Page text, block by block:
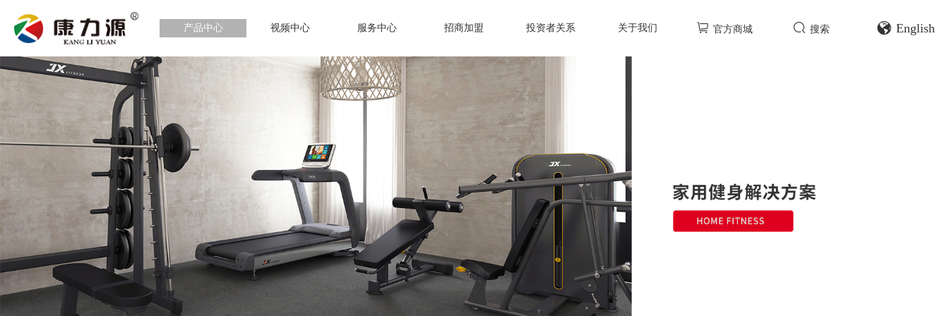
产品中心 视频中心 服务中心 招商加盟 投资者关系 关于我们 官方商城 搜索 English